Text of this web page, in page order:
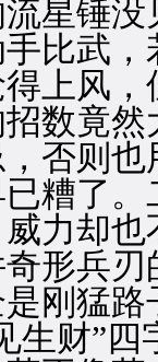
星锤
武，
上风
数竟
，否则
糟了
力却
形兵
刚猛
生财”